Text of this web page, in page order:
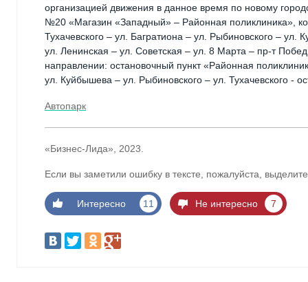
организацией движения в данное время по новому
№20 «Магазин «Западный» – Районная поликлиника»,
Тухачевского – ул. Багратиона – ул. Рыбиновского –
ул. Ленинская – ул. Советская – ул. 8 Марта – пр-т
направлении: остановочный пункт «Районная
ул. Куйбышева – ул. Рыбиновского – ул. Тухачевского -
Автопарк
«Бизнес-Лида», 2023.
Если вы заметили ошибку в тексте, пожалуйста,
Интересно 11 Не интересно 7